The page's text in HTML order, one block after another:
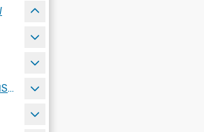
GMINA DĄBROWA CHEŁMIŃSKA